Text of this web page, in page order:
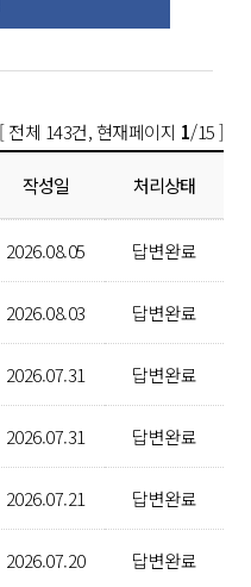
[ 전체 143건, 현재페이지 1/15 ]
작성일 처리상태
2026.08.05 답변완료
2026.08.03 답변완료
2026.07.31 답변완료
2026.07.31 답변완료
2026.07.21 답변완료
문의
2026.07.20 답변완료